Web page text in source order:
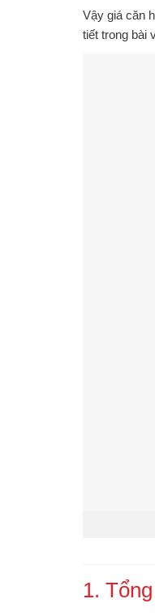
Vậy giá căn
tiết trong bài
1.